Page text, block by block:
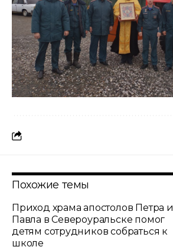
Похожие темы
Приход храма апостолов Петра и
Павла в Североуральске помог
детям сотрудников собраться к
школе